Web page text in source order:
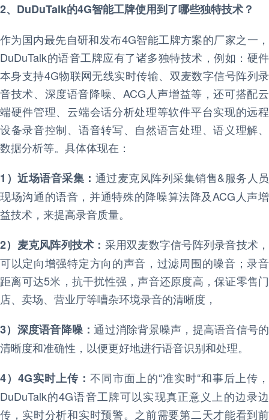
2、DuDuTalk的4G智能工牌使用到了哪些独特技术？
作为国内最先自研和发布4G智能工牌方案的厂家之一，
DuDuTalk的语音工牌应有了诸多独特技术，例如：硬件
本身支持4G物联网无线实时传输、双麦数字信号阵列录
音技术、深度语音降噪、ACG人声增益等，还可搭配云
端硬件管理、云端会话分析处理等软件平台实现的远程
设备录音控制、语音转写、自然语言处理、语义理解、
数据分析等。具体体现在：
1）近场语音采集： 通过麦克风阵列采集销售&服务人员
现场沟通的语音，并通特殊的降噪算法降及ACG人声增
益技术，来提高录音质量。
2）麦克风阵列技术： 采用双麦数字信号阵列录音技术，
可以定向增强特定方向的声音，过滤周围的噪音；录音
距离可达5米，抗干扰性强，声音还原度高，保证零售门
店、卖场、营业厅等嘈杂环境录音的清晰度，
3）深度语音降噪：通过消除背景噪声，提高语音信号的
清晰度和准确性，以便更好地进行语音识别和处理。
4）4G实时上传： 不同市面上的“准实时“和事后上传，
DuDuTalk的4G语音工牌可以实现真正意义上的边录边
传，实时分析和实时预警。之前需要第二天才能看到前